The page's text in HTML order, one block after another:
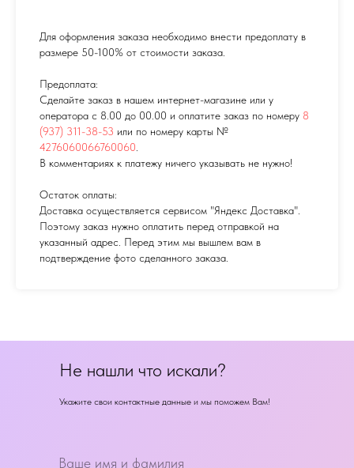
Для оформления заказа необходимо внести предоплату в
размере 50-100% от стоимости заказа.
Предоплата:
Сделайте заказ в нашем интернет-магазине или у
оператора с 8.00 до 00.00 и оплатите заказ по номеру 8
(937) 311-38-53 или по номеру карты №
4276060066760060
В комментариях к платежу ничего указывать не нужно!
Остаток оплаты:
Доставка осуществляется сервисом "Яндекс Доставка".
Поэтому заказ нужно оплатить перед отправкой на
указанный адрес. Перед этим мы вышлем вам в
подтверждение фото сделанного заказа.
Не нашли что искали?
Укажите свои контактные данные и мы поможем Вам!